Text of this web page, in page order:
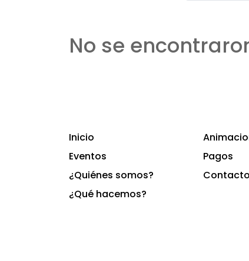
No se
Inicio
Eventos
¿Quiénes somos?
¿Qué hacemos?
Pagos
Contacto